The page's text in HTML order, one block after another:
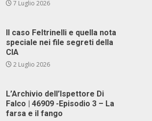
7 Luglio 2026
Il caso Feltrinelli e quella nota
speciale nei file segreti della
CIA
2 Luglio 2026
L’Archivio dell’Ispettore Di
Falco | 46909 -Episodio 3 – La
farsa e il fango